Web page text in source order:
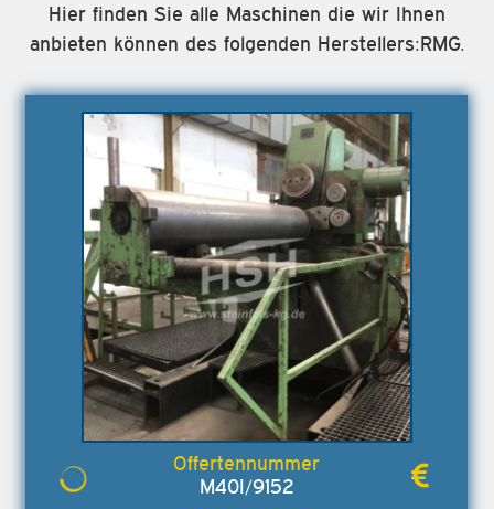
Hier finden Sie alle Maschinen die wir Ihnen
anbieten können des folgenden Herstellers:RMG.
M40I/9152